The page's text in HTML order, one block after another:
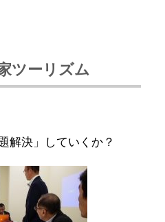
ツーリズム
解決」していくか？